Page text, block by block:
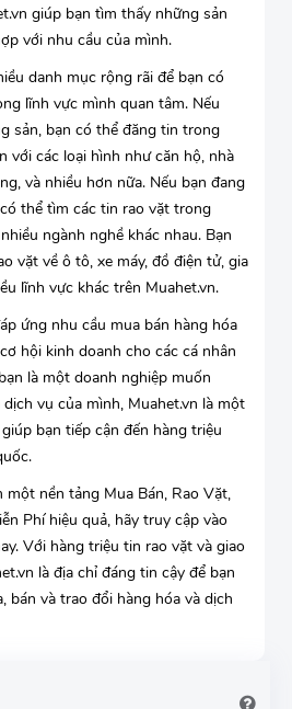
giúp bạn tìm thấy những sản
với nhu cầu của mình.
danh mục rộng rãi để bạn có
lĩnh vực mình quan tâm. Nếu
sản, bạn có thể đăng tin trong
với các loại hình như căn hộ, nhà
và nhiều hơn nữa. Nếu bạn đang
thể tìm các tin rao vặt trong
ngành nghề khác nhau. Bạn
vặt về ô tô, xe máy, đồ điện tử, gia
lĩnh vực khác trên Muahet.vn.
ứng nhu cầu mua bán hàng hóa
hội kinh doanh cho các cá nhân
là một doanh nghiệp muốn
vụ của mình, Muahet.vn là một
bạn tiếp cận đến hàng triệu
một nền tảng Mua Bán, Rao Vặt,
Phí hiệu quả, hãy truy cập vào
Với hàng triệu tin rao vặt và giao
là địa chỉ đáng tin cậy để bạn
bán và trao đổi hàng hóa và dịch